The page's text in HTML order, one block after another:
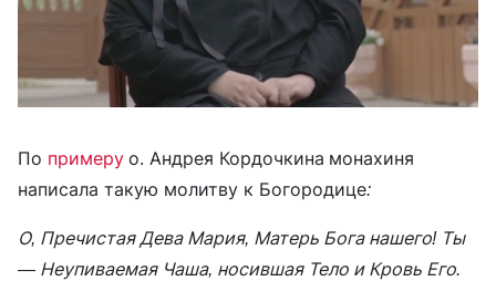
По примеру о. Андрея Кордочкина монахиня
написала такую молитву к Богородице:
О, Пречистая Дева Мария, Матерь Бога нашего! Ты
— Неупиваемая Чаша, носившая Тело и Кровь Его.